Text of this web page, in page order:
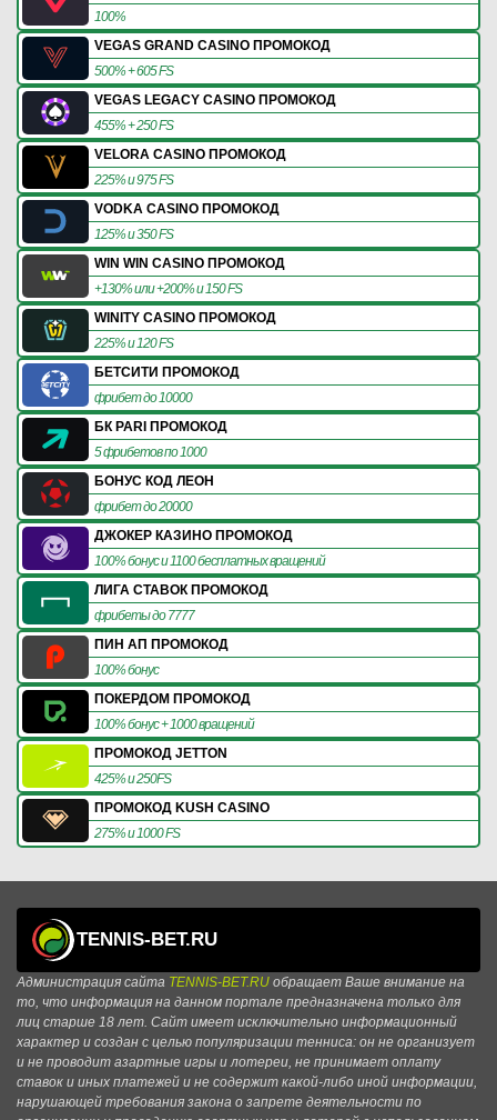
100%
VEGAS GRAND CASINO ПРОМОКОД
500% + 605 FS
VEGAS LEGACY CASINO ПРОМОКОД
455% + 250 FS
VELORA CASINO ПРОМОКОД
225% и 975 FS
VODKA CASINO ПРОМОКОД
125% и 350 FS
WIN WIN CASINO ПРОМОКОД
+130% или +200% и 150 FS
WINITY CASINO ПРОМОКОД
225% и 120 FS
БЕТСИТИ ПРОМОКОД
фрибет до 10000
БК PARI ПРОМОКОД
5 фрибетов по 1000
БОНУС КОД ЛЕОН
фрибет до 20000
ДЖОКЕР КАЗИНО ПРОМОКОД
100% бонус и 1100 бесплатных вращений
ЛИГА СТАВОК ПРОМОКОД
фрибеты до 7777
ПИН АП ПРОМОКОД
100% бонус
ПОКЕРДОМ ПРОМОКОД
100% бонус + 1000 вращений
ПРОМОКОД JETTON
425% и 250FS
ПРОМОКОД KUSH CASINO
275% и 1000 FS
TENNIS-BET.RU
Администрация сайта TENNIS-BET.RU обращает Ваше внимание на
то, что информация на данном портале предназначена только для
лиц старше 18 лет. Сайт имеет исключительно информационный
характер и создан с целью популяризации тенниса: он не организует
и не проводит азартные игры и лотереи, не принимает оплату
ставок и иных платежей и не содержит какой-либо иной информации,
нарушающей требования закона о запрете деятельности по